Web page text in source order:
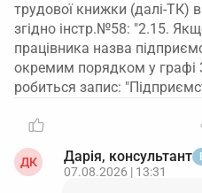
трудової книжки (далі-ТК)
згідно інстр.№58: "2.15.
працівника назва
окремим порядком у графі
робиться запис:
ДК Дарія, консультант
07.08.2026 | 13:31